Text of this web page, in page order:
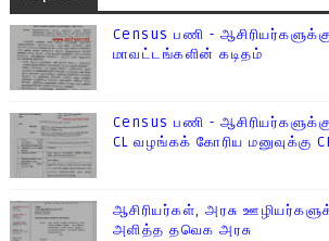
Census பணி -
மாவட்டங்களின் கடிதம்
Census பணி -
CL வழங்கக் கோரிய மனுவுக்கு
ஆசிரியர்கள், அரசு
அளித்த தவெக அரசு